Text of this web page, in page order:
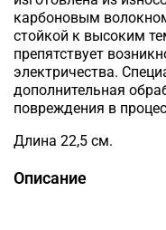
карбоновым
стойкой к высоким
препятствует
электричества.
дополнительная
повреждения в
Длина 22,5 см.
Описание